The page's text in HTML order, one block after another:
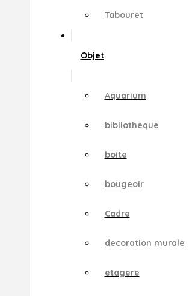
Tabouret
Objet
Aquarium
bibliotheque
boite
bougeoir
Cadre
decoration murale
etagere